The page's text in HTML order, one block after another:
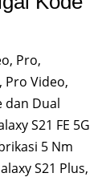
Pro,
Pro Video,
dan Dual
S21 FE 5G
5 Nm
S21 Plus,